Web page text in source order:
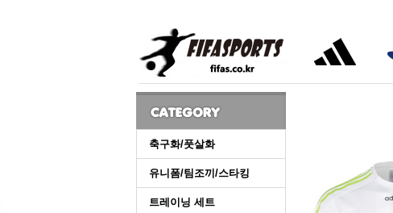
축구화/풋살화
유니폼/팀조끼/스타킹
트레이닝 세트